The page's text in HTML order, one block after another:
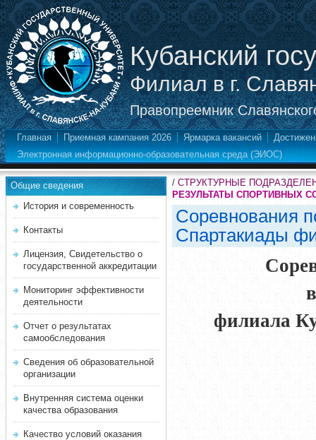
Кубанский
Филиал в г.
Правопреемник
Главная Приемная кампания 2026 Ярмарка вакансий
Электронная информационно-образовательная среда (ЭИОС)
Общие сведения
История и современность
Контакты
Лицензия, Свидетельство о
государственной аккредитации
Мониторинг эффективности
деятельности
Отчет о результатах
самообследования
Сведения об образовательной
организации
Внутренняя система оценки
качества образования
Качество условий оказания
/ СТРУКТУРНЫЕ
РЕЗУЛЬТАТЫ СПОРТИВНЫХ
Соревнования
Спартакиады
филиала